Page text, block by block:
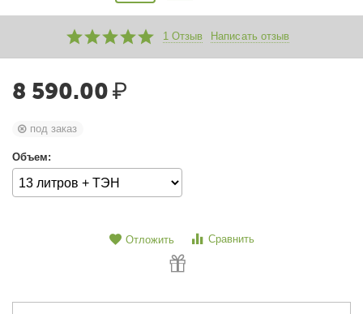
1 Отзыв Написать отзыв
8 590.00₽
под заказ
Объем:
Отложить Сравнить